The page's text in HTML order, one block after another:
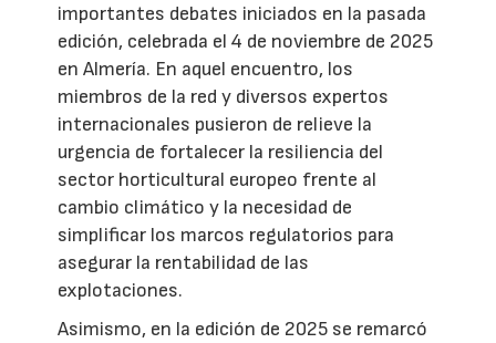
importantes debates iniciados en la pasada
edición, celebrada el 4 de noviembre de 2025
en Almería. En aquel encuentro, los
miembros de la red y diversos expertos
internacionales pusieron de relieve la
urgencia de fortalecer la resiliencia del
sector horticultural europeo frente al
cambio climático y la necesidad de
simplificar los marcos regulatorios para
asegurar la rentabilidad de las
explotaciones.
Asimismo, en la edición de 2025 se remarcó